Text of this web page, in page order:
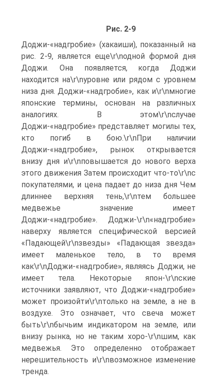
Рис. 2-9
Доджи-«надгробие» (хакаиши), показанный на
рис. 2-9, является еще\r\nодной формой дня
Доджи. Она появляется, когда Доджи
находится на\r\nуровне или рядом с уровнем
низа дня. Доджи-«надгробие», как и\r\nмногие
японские термины, основан на различных
аналогиях. В этом\r\nслучае
Доджи-«надгробие» представляет могилы тех,
кто погиб в бою.\r\nПри наличии
Доджи-«надгробие», рынок открывается
внизу дня и\r\nповышается до нового верха
этого движения Затем происходит что-то\r\nс
покупателями, и цена падает до низа дня Чем
длиннее верхняя тень,\r\nтем большее
медвежье значение имеет
Доджи-«надгробие». Доджи-\r\n«надгробие»
наверху является специфической версией
«Падающей\r\nзвезды» «Падающая звезда»
имеет маленькое тело, в то время
как\r\nДоджи-«надгробие», являясь Доджи, не
имеет тела. Некоторые япон-\r\nские
источники заявляют, что Доджи-«надгробие»
может произойти\r\nтолько на земле, а не в
воздухе. Это означает, что свеча может
быть\r\nбычьим индикатором на земле, или
внизу рынка, но не таким хоро-\r\nшим, как
медвежья. Это определенно отображает
нерешительность и\r\nвозможное изменение
тренда.